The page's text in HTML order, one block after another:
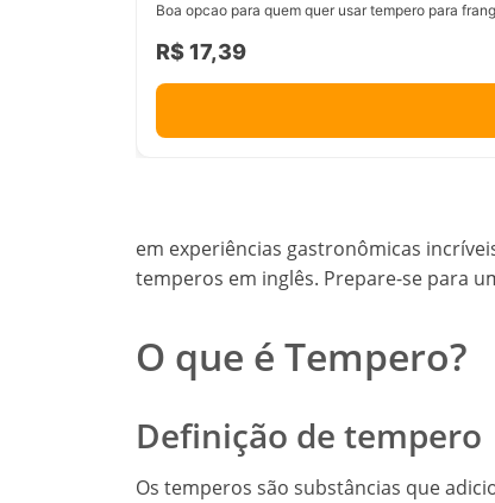
Boa opcao para quem quer usar tempero para
R$ 17,39
em experiências gastronômicas
temperos em inglês. Prepare-se para
O que é Tempero?
Definição de tempero
Os temperos são substâncias que